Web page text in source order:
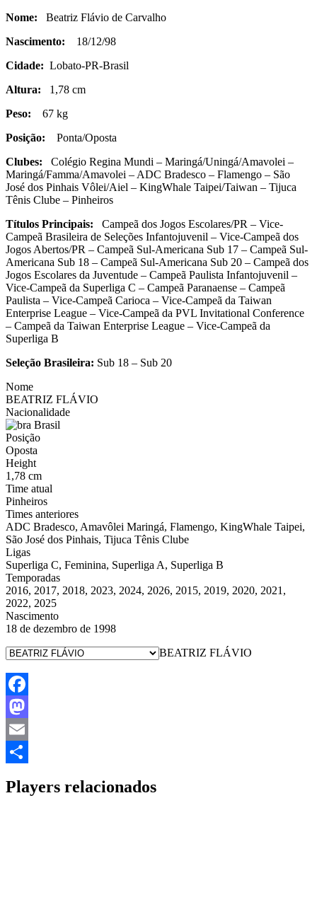
Nome: Beatriz Flávio de Carvalho
Nascimento: 18/12/98
Cidade: Lobato-PR-Brasil
Altura: 1,78 cm
Peso: 67 kg
Posição: Ponta/Oposta
Clubes: Colégio Regina Mundi – Maringá/Uningá/Amavolei –
Maringá/Famma/Amavolei – ADC Bradesco – Flamengo – São
José dos Pinhais Vôlei/Aiel – KingWhale Taipei/Taiwan – Tijuca
Tênis Clube – Pinheiros
Títulos Principais: Campeã dos Jogos Escolares/PR – Vice-
Campeã Brasileira de Seleções Infantojuvenil – Vice-Campeã dos
Jogos Abertos/PR – Campeã Sul-Americana Sub 17 – Campeã Sul-
Americana Sub 18 – Campeã Sul-Americana Sub 20 – Campeã dos
Jogos Escolares da Juventude – Campeã Paulista Infantojuvenil –
Vice-Campeã da Superliga C – Campeã Paranaense – Campeã
Paulista – Vice-Campeã Carioca – Vice-Campeã da Taiwan
Enterprise League – Vice-Campeã da PVL Invitational Conference
– Campeã da Taiwan Enterprise League – Vice-Campeã da
Superliga B
Seleção Brasileira: Sub 18 – Sub 20
Nome
BEATRIZ FLÁVIO
Nacionalidade
Brasil
Posição
Oposta
Height
1,78 cm
Time atual
Pinheiros
Times anteriores
ADC Bradesco, Amavôlei Maringá, Flamengo, KingWhale Taipei,
São José dos Pinhais, Tijuca Tênis Clube
Ligas
Superliga C, Feminina, Superliga A, Superliga B
Temporadas
2016, 2017, 2018, 2023, 2024, 2026, 2015, 2019, 2020, 2021,
2022, 2025
Nascimento
18 de dezembro de 1998
BEATRIZ FLÁVIO
Facebook
Mastodon
Email
Players relacionados